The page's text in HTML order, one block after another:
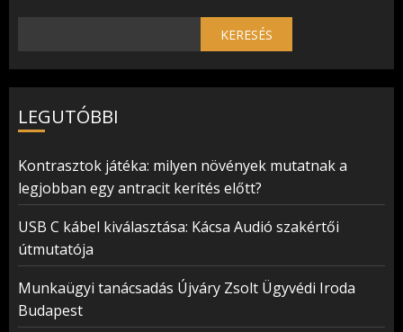
KERESÉS
LEGUTÓBBI
Kontrasztok játéka: milyen növények mutatnak a
legjobban egy antracit kerítés előtt?
USB C kábel kiválasztása: Kácsa Audió szakértői
útmutatója
Munkaügyi tanácsadás Újváry Zsolt Ügyvédi Iroda
Budapest